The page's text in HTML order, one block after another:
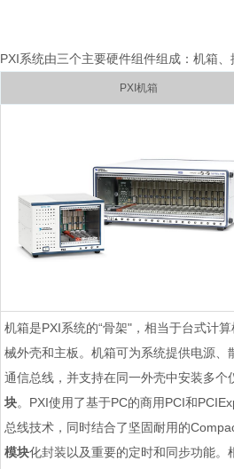
PXI系统由三个主要硬件组件组成：机箱、
PXI机箱
机箱是PXI系统的“骨架"，相当于台式计
械外壳和主板。机箱可为系统提供电源、
通信总线，并支持在同一外壳中安装多个
块。PXI使用了基于PC的商用PCI和
总线技术，同时结合了坚固耐用的
模块化封装以及重要的定时和同步功能。